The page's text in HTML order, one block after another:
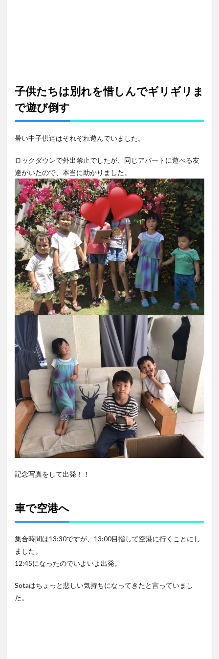
子供たちは別れを惜しんでギリギリま
で遊び倒す
暑い中子供達はそれぞれ遊んでいました。
ロックダウンで外出禁止でしたが、同じアパートに遊べる友
達がいたので、本当に助かりました。
記念写真をして出発！！
車で空港へ
集合時間は13:30ですが、13:00目指して空港に行くことにし
ました。
12:45になったのでいよいよ出発。
Sotaはちょっと悲しい気持ちになってきたと言っていまし
た。